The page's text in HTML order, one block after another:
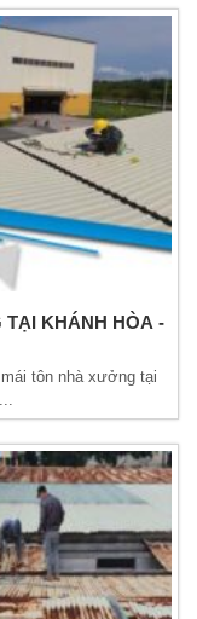
TẠI KHÁNH HÒA -
tôn nhà xưởng tại